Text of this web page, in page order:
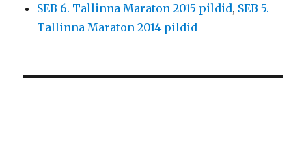
SEB 6. Tallinna Maraton 2015 pildid, SEB 5.
Tallinna Maraton 2014 pildid